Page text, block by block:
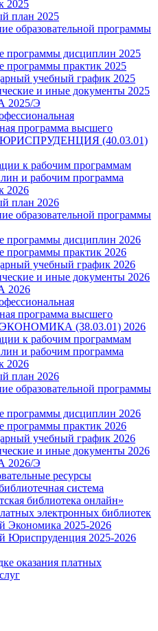
2025
план 2025
образовательной программы
программы дисциплин 2025
программы практик 2025
учебный график 2025
и иные документы 2025
2025/Э
программа высшего
ЮРИСПРУДЕНЦИЯ (40.03.01)
к рабочим программам
и рабочим программа
2026
план 2026
образовательной программы
программы дисциплин 2026
программы практик 2026
учебный график 2026
и иные документы 2026
2026
программа высшего
ЭКОНОМИКА (38.03.01) 2026
к рабочим программам
и рабочим программа
2026
план 2026
образовательной программы
программы дисциплин 2026
программы практик 2026
учебный график 2026
и иные документы 2026
2026/Э
ресурсы
система
библиотека онлайн»
электронных библиотек
Экономика 2025-2026
Юриспруденция 2025-2026
оказания платных